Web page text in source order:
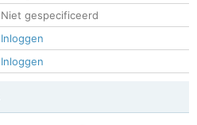
Niet gespecificeerd
Inloggen
Inloggen